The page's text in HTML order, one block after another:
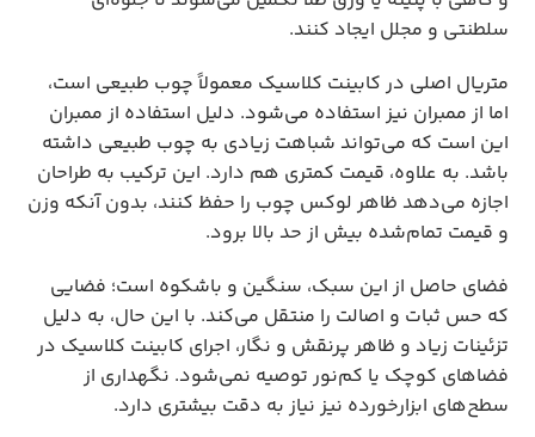
سلطنتی و مجلل ایجاد کنند.
متریال اصلی در کابینت کلاسیک معمولاً چوب طبیعی است،
اما از ممبران نیز استفاده می‌شود. دلیل استفاده از ممبران
این است که می‌تواند شباهت زیادی به چوب طبیعی داشته
باشد. به علاوه، قیمت کمتری هم دارد. این ترکیب به طراحان
اجازه می‌دهد ظاهر لوکس چوب را حفظ کنند، بدون آنکه وزن
و قیمت تمام‌شده بیش از حد بالا برود.
فضای حاصل از این سبک، سنگین و باشکوه است؛ فضایی
که حس ثبات و اصالت را منتقل می‌کند. با این حال، به دلیل
تزئینات زیاد و ظاهر پرنقش و نگار، اجرای کابینت کلاسیک در
فضاهای کوچک یا کم‌نور توصیه نمی‌شود. نگهداری از
سطح‌های ابزارخورده نیز نیاز به دقت بیشتری دارد.